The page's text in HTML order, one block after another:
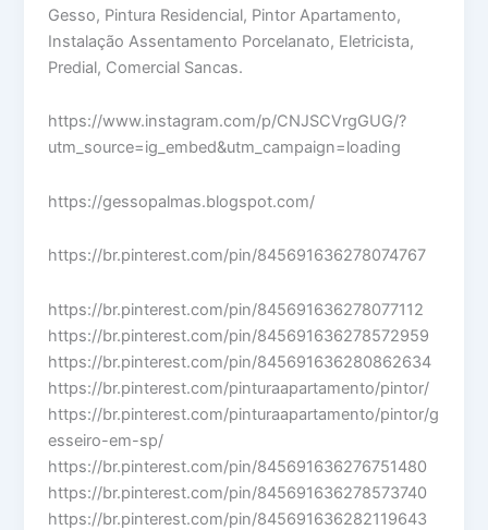
Gesso, Pintura Residencial, Pintor Apartamento,
Instalação Assentamento Porcelanato, Eletricista,
Predial, Comercial Sancas.
https://www.instagram.com/p/CNJSCVrgGUG/?
utm_source=ig_embed&utm_campaign=loading
https://gessopalmas.blogspot.com/
https://br.pinterest.com/pin/845691636278074767
https://br.pinterest.com/pin/845691636278077112
https://br.pinterest.com/pin/845691636278572959
https://br.pinterest.com/pin/845691636280862634
https://br.pinterest.com/pinturaapartamento/pintor/
https://br.pinterest.com/pinturaapartamento/pintor/g
esseiro-em-sp/
https://br.pinterest.com/pin/845691636276751480
https://br.pinterest.com/pin/845691636278573740
https://br.pinterest.com/pin/845691636282119643